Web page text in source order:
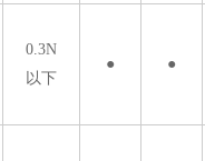
0.3N
以下
● ●